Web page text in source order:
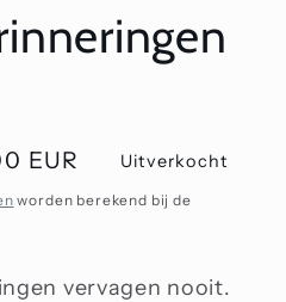
EUR Uitverkocht
worden berekend bij de
vervagen nooit.